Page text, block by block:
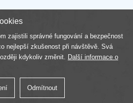
zajistili správné fungování a bezpečnost
nejlepší zkušenost při návštěvě. Svá
kdykoliv změnit. Další informace o
Odmítnout